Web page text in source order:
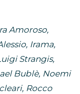
Amoroso,
Irama,
Strangis,
Bublè, Noemi
Rocco